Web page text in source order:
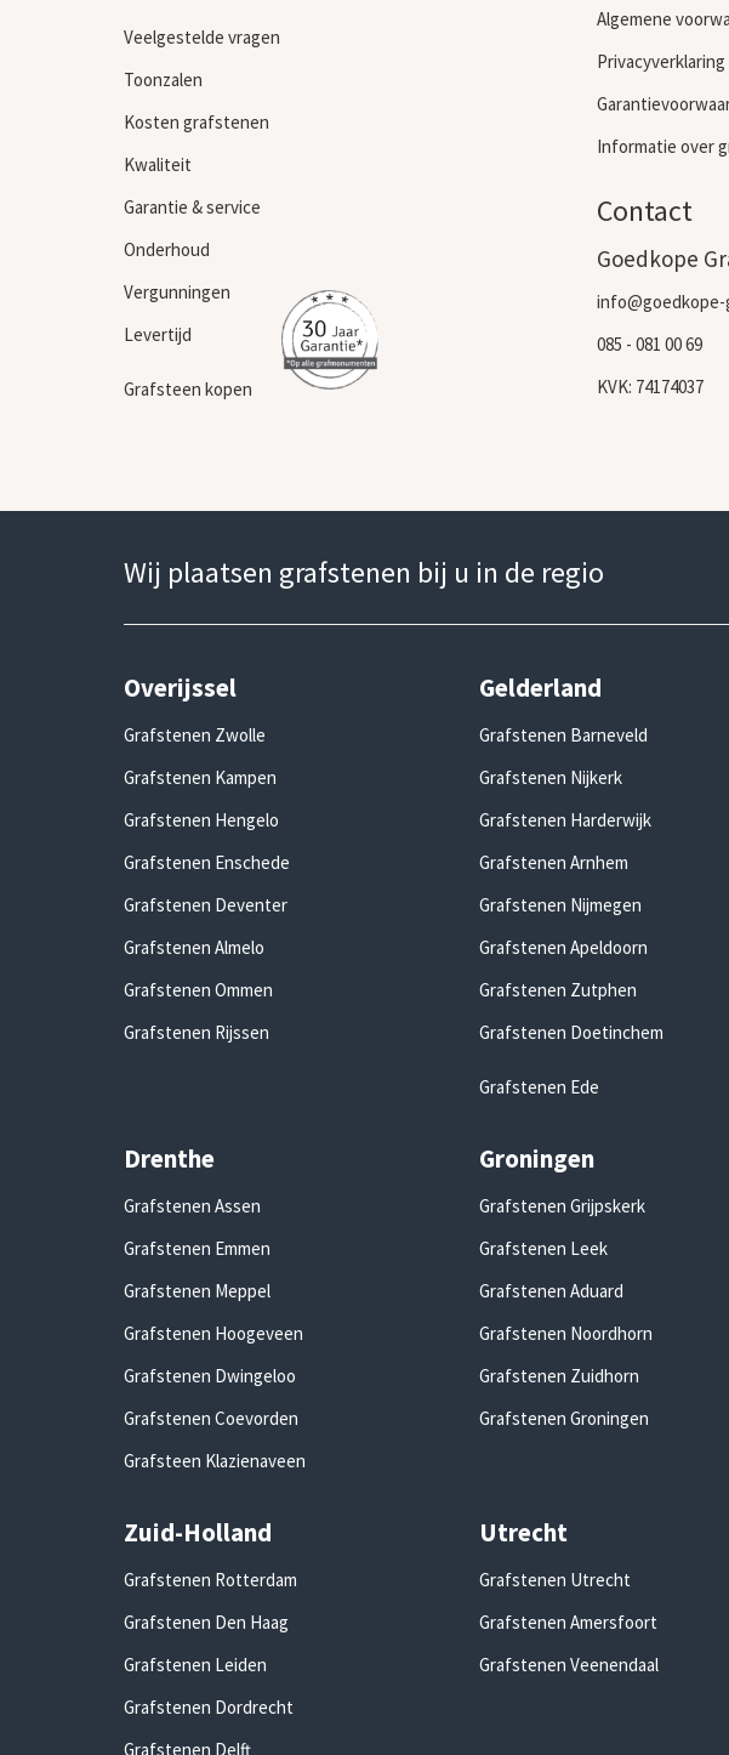
Veelgestelde vragen
Toonzalen
Kosten grafstenen
Kwaliteit
Garantie & service
Onderhoud
Vergunningen
Levertijd
Grafsteen kopen
Algemene
Informatie over
Contact
Goedkope
085 - 081 00 69
KVK: 74174037
Wij plaatsen grafstenen bij u in de regio
Overijssel
Grafstenen Zwolle
Grafstenen Kampen
Grafstenen Hengelo
Grafstenen Enschede
Grafstenen Deventer
Grafstenen Almelo
Grafstenen Ommen
Grafstenen Rijssen
Gelderland
Grafstenen Barneveld
Grafstenen Nijkerk
Grafstenen Harderwijk
Grafstenen Arnhem
Grafstenen Nijmegen
Grafstenen Apeldoorn
Grafstenen Zutphen
Grafstenen Doetinchem
Grafstenen Ede
Drenthe
Grafstenen Assen
Grafstenen Emmen
Grafstenen Meppel
Grafstenen Hoogeveen
Grafstenen Dwingeloo
Grafstenen Coevorden
Grafsteen Klazienaveen
Groningen
Grafstenen Grijpskerk
Grafstenen Leek
Grafstenen Aduard
Grafstenen Noordhorn
Grafstenen Zuidhorn
Grafstenen Groningen
Zuid-Holland
Grafstenen Rotterdam
Grafstenen Den Haag
Grafstenen Leiden
Grafstenen Dordrecht
Grafstenen Delft
Utrecht
Grafstenen Utrecht
Grafstenen Amersfoort
Grafstenen Veenendaal